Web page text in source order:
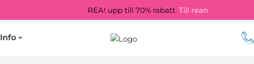
Info
REA! upp till 70% rabatt. Till rean